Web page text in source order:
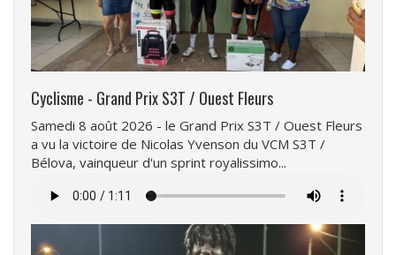
Cyclisme - Grand Prix S3T / Ouest Fleurs
Samedi 8 août 2026 - le Grand Prix S3T / Ouest Fleurs
a vu la victoire de Nicolas Yvenson du VCM S3T /
Bélova, vainqueur d'un sprint royalissimo...
audio